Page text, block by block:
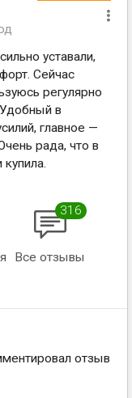
уставали,
Сейчас
регулярно
в
главное —
рада, что в
316
Все отзывы
отзыв